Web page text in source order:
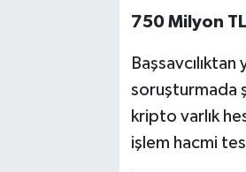
750 Milyon
soruşturmada
kripto varlık
işlem hacmi